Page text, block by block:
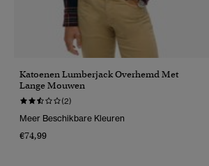
Katoenen Lumberjack Overhemd Met
Lange Mouwen
(2)
Meer Beschikbare Kleuren
€74,99